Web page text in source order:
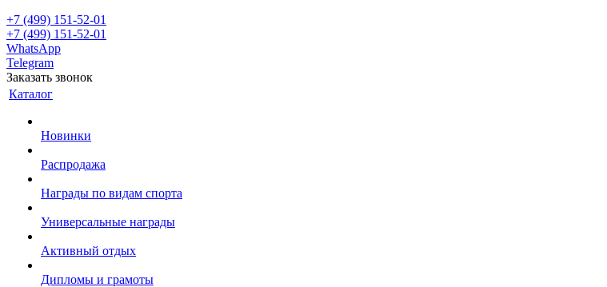
+7 (499) 151-52-01
+7 (499) 151-52-01
WhatsApp
Telegram
Заказать звонок
Каталог
Новинки
Распродажа
Награды по видам спорта
Универсальные награды
Активный отдых
Дипломы и грамоты